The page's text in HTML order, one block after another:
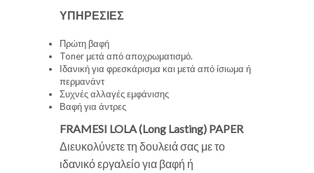
ΥΠΗΡΕΣΙΕΣ
Πρώτη βαφή
Toner μετά από αποχρωματισμό.
Ιδανική για φρεσκάρισμα και μετά από ίσιωμα ή
περμανάντ
Συχνές αλλαγές εμφάνισης
Βαφή για άντρες
FRAMESI LOLA (Long Lasting) PAPER
Διευκολύνετε τη δουλειά σας με το
ιδανικό εργαλείο για βαφή ή